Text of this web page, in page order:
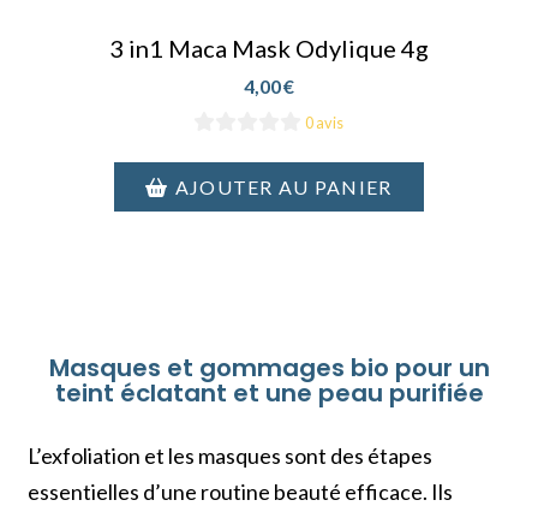
3 in1 Maca Mask Odylique 4g
4,00€
0 avis
AJOUTER AU PANIER
Masques et gommages bio pour un
teint éclatant et une peau purifiée
L’exfoliation et les masques sont des étapes
essentielles d’une routine beauté efficace. Ils